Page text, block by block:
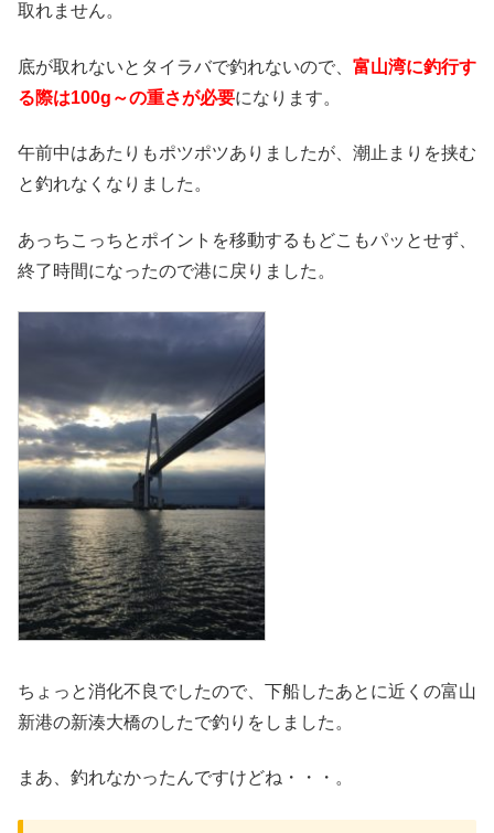
取れません。
底が取れないとタイラバで釣れないので、 富山湾に釣行す
る際は100g～の重さが必要になります。
午前中はあたりもポツポツありましたが、潮止まりを挟む
と釣れなくなりました。
あっちこっちとポイントを移動するもどこもパッとせず、
終了時間になったので港に戻りました。
ちょっと消化不良でしたので、下船したあとに近くの富山
新港の新湊大橋のしたで釣りをしました。
まあ、釣れなかったんですけどね・・・。